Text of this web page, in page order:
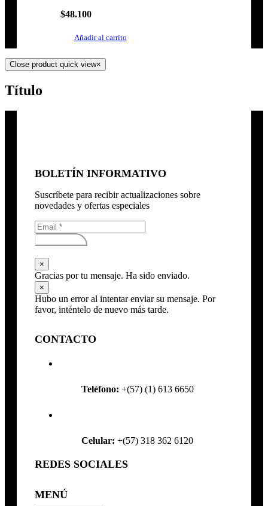
$48.100
Añadir al carrito
Close product quick view×
Título
BOLETÍN INFORMATIVO
Suscríbete para recibir actualizaciones sobre
novedades y ofertas especiales
Subscribirse
×
Gracias por tu mensaje. Ha sido enviado.
×
Hubo un error al intentar enviar su mensaje. Por
favor, inténtelo de nuevo más tarde.
CONTACTO
Teléfono: +(57) (1) 613 6650
Celular: +(57) 318 362 6120
REDES SOCIALES
MENÚ